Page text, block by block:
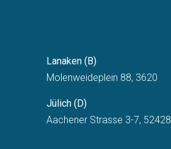
Lanaken (B)
Molenweideplein 88, 3620
Jülich (D)
Aachener Strasse 3-7, 52428